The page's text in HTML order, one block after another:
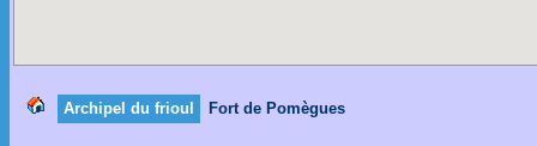
Archipel du frioul Fort de Pomègues